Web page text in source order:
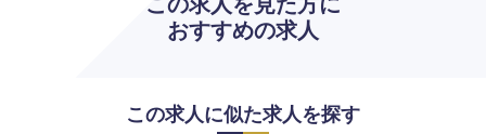
おすすめの求人
この求人に似た求人を探す